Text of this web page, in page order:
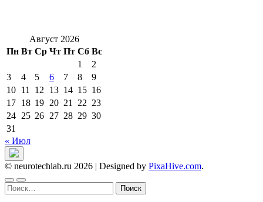
Август 2026
Пн Вт Ср Чт Пт Сб Вс
1
2
3
4 5 6 7 8
9
10 11 12 13 14 15 16
17 18 19 20 21 22 23
24 25 26 27 28 29 30
31
« Июл
© neurotechlab.ru 2026 | Designed by PixaHive.com.
Найти: